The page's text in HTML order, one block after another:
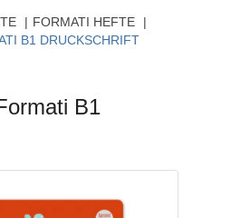
FORMATI HEFTE
B1 DRUCKSCHRIFT
B1